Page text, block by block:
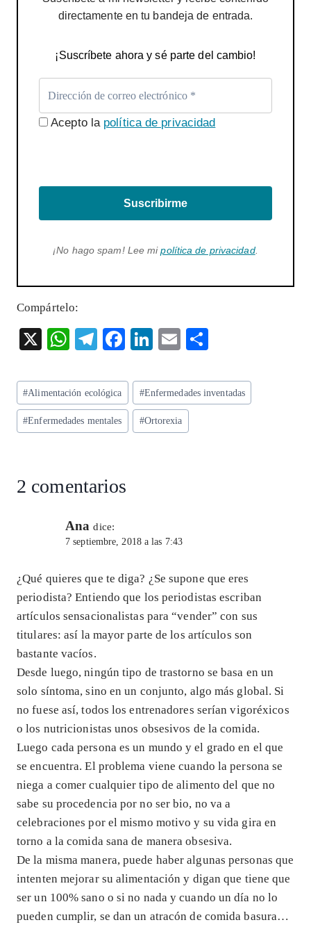
directamente en tu bandeja de entrada.
¡Suscríbete ahora y sé parte del cambio!
Acepto la política de privacidad
Suscribirme
¡No hago spam! Lee mipolítica de privacidad.
Compártelo:
X
W
ts
A
p
T
eg
ra
m
F
eb
o
o
Li
ke
dI
n
E
ai
l
re
Etiquetas
de
la
#Alimentación ecológica #Enfermedades inventadas
#Enfermedades mentales #Ortorexia
2 comentarios
Ana dice:
7 septiembre, 2018 a las 7:43
¿Qué quieres que te diga? ¿Se supone que eres
periodista? Entiendo que los periodistas escriban
artículos sensacionalistas para “vender” con sus
titulares: así la mayor parte de los artículos son
bastante vacíos.
Desde luego, ningún tipo de trastorno se basa en un
solo síntoma, sino en un conjunto, algo más global. Si
no fuese así, todos los entrenadores serían vigoréxicos
o los nutricionistas unos obsesivos de la comida.
Luego cada persona es un mundo y el grado en el que
se encuentra. El problema viene cuando la persona se
niega a comer cualquier tipo de alimento del que no
sabe su procedencia por no ser bio, no va a
celebraciones por el mismo motivo y su vida gira en
torno a la comida sana de manera obsesiva.
De la misma manera, puede haber algunas personas que
intenten mejorar su alimentación y digan que tiene que
ser un 100% sano o si no nada y cuando un día no lo
pueden cumplir, se dan un atracón de comida basura…